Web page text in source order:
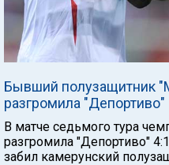
Бывший полузащитник
разгромила "Депортиво"
В матче седьмого тура
разгромила "Депортиво"
забил камерунский